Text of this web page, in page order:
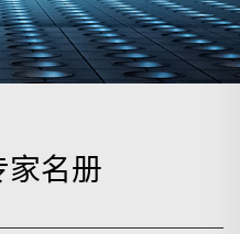
家名册